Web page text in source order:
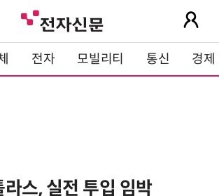
전자 모빌리티 통신 경제
스, 실전 투입 임박